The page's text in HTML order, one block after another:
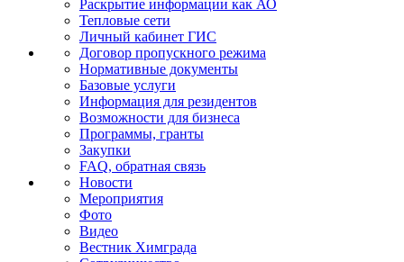
Раскрытие информации как АО
Тепловые сети
Личный кабинет ГИС
Договор пропускного режима
Нормативные документы
Базовые услуги
Информация для резидентов
Возможности для бизнеса
Программы, гранты
Закупки
FAQ, обратная связь
Новости
Мероприятия
Фото
Видео
Вестник Химграда